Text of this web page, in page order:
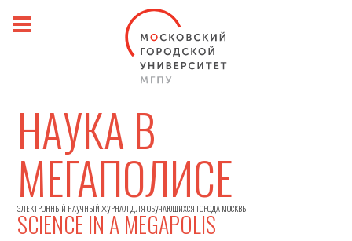
НАУКА В
МЕГАПОЛИСЕ
ЭЛЕКТРОННЫЙ НАУЧНЫЙ ЖУРНАЛ ДЛЯ ОБУЧАЮЩИХСЯ ГОРОДА МОСКВЫ
SCIENCE IN A MEGAPOLIS